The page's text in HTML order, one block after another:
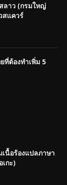
ลาว (กรมใหญ่
สแควร์
ที่ต้องทำเพิ่ม 5
นื้อร้องแปลภาษา
กะ)